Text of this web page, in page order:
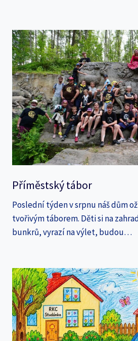
Příměstský tábor
Poslední týden v srpnu náš dům
tvořivým táborem. Děti si na
bunkrů, vyrazí na výlet, budou…